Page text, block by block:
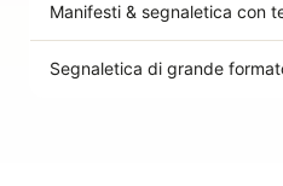
Manifesti & segnaletica con
Segnaletica di grande